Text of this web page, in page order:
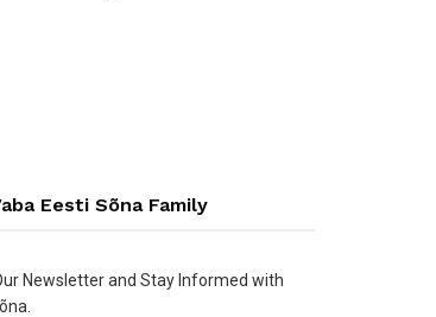
Eesti Sõna Family
Newsletter and Stay Informed with